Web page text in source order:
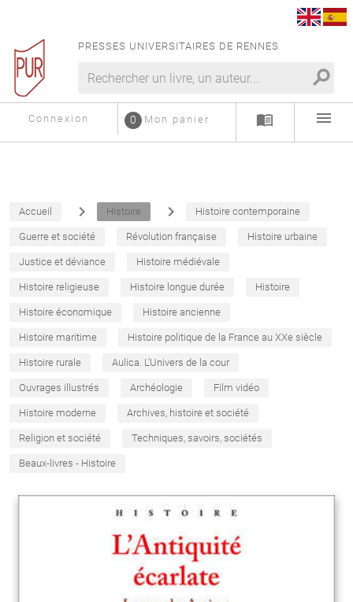
PRESSES UNIVERSITAIRES DE RENNES
search
Connexion Mon panier
0 menu_book menu
Accueil navigate_next Histoire navigate_next Histoire contemporaine
Guerre et société Révolution française Histoire urbaine
Justice et déviance Histoire médiévale
Histoire religieuse Histoire longue durée Histoire
Histoire économique Histoire ancienne
Histoire maritime Histoire politique de la France au XXe siècle
Histoire rurale Aulica. L'Univers de la cour
Ouvrages illustrés Archéologie Film vidéo
Histoire moderne Archives, histoire et société
Religion et société Techniques, savoirs, sociétés
Beaux-livres - Histoire